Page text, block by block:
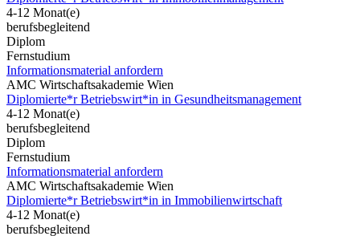
4-12 Monat(e)
berufsbegleitend
Diplom
Fernstudium
Informationsmaterial anfordern
AMC Wirtschaftsakademie Wien
Diplomierte*r Betriebswirt*in in Gesundheitsmanagement
4-12 Monat(e)
berufsbegleitend
Diplom
Fernstudium
Informationsmaterial anfordern
AMC Wirtschaftsakademie Wien
Diplomierte*r Betriebswirt*in in Immobilienwirtschaft
4-12 Monat(e)
berufsbegleitend